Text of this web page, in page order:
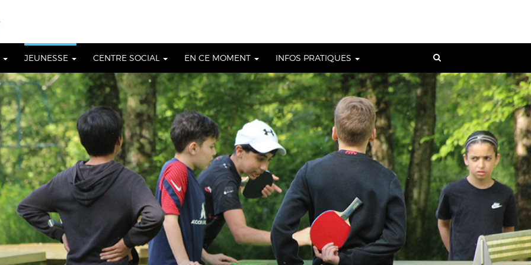
JEUNESSE CENTRE SOCIAL EN CE MOMENT INFOS PRATIQUES